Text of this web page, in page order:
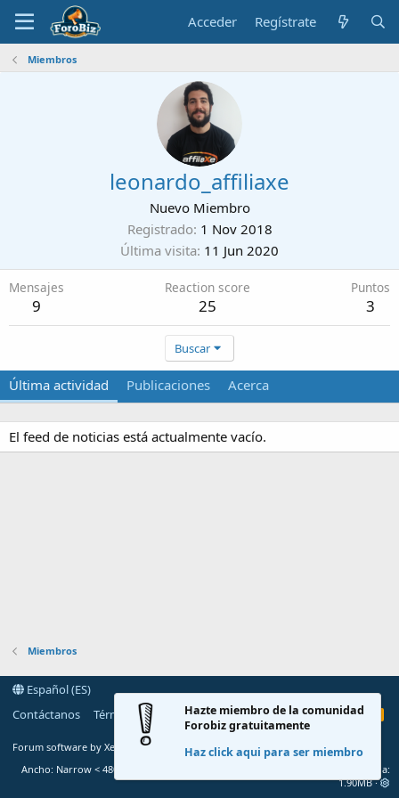
Acceder Regístrate
Miembros
leonardo_affiliaxe
Nuevo Miembro
Registrado 1 Nov 2018
Última visita 11 Jun 2020
Mensajes
9
Reaction score
25
Puntos
3
Buscar
Última actividad Publicaciones Acerca
El feed de noticias está actualmente vacío.
Miembros
Español (ES)
Contáctanos
Términos y reglas Política de privacidad Ayuda
R
Forum software by XenForo®
© 2010-2020 XenForo Ltd.
Ancho
Memoria
1.90MB
Hazte miembro de la comunidad
Forobiz gratuitamente
Haz click aqui para ser miembro